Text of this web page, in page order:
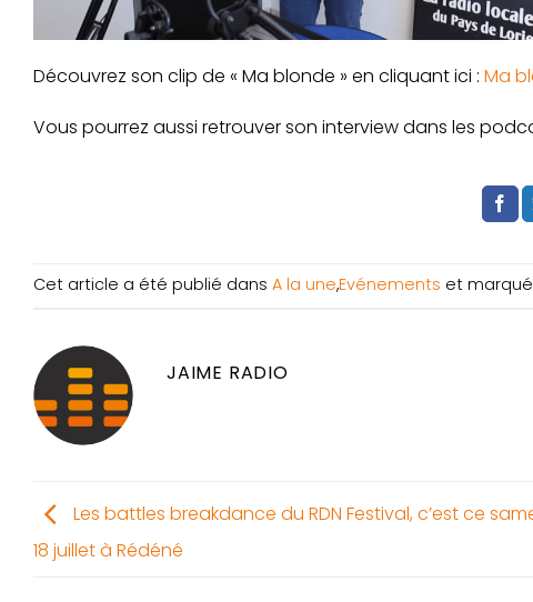
Découvrez son clip de « Ma blonde » en cliquant ici : Ma
Vous pourrez aussi retrouver son interview dans les
Cet article a été publié dans A la une,Evénements et marqué
JAIME RADIO
Les battles breakdance du RDN Festival, c’est ce
18 juillet à Rédéné